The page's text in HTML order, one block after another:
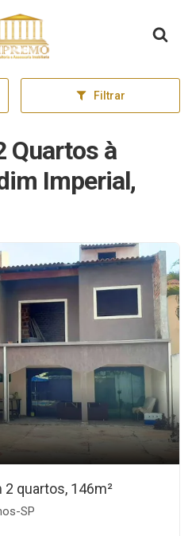
inicial
Filtrar
Quartos à
Imperial,
2 quartos, 146m²
SP